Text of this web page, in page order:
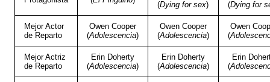
(Dying for sex)
(Dying for
Mejor Actor
de Reparto
Owen Cooper
(Adolescencia)
Owen Cooper
(Adolescencia)
Owen
(
Mejor Actriz
de Reparto
Erin Doherty
(Adolescencia)
Erin Doherty
(Adolescencia)
Erin
(